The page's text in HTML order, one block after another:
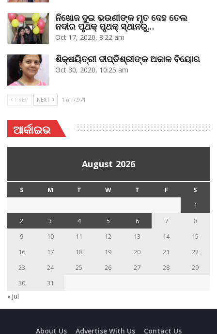
ନିଖୋଜ ଦୁଇ ଭଉଣୀଙ୍କ ମୃତ ଦେହ ତେଲ
ନଦୀର ପୃଥକ୍‌ ପୃଥକ୍‌ ସ୍ଥାନରୁ…
Oct 17, 2020, 8:22 am
ଶିକ୍ଷୟିତ୍ରୀ ଦୀପ୍ତିଶ୍ରୀଙ୍କ ଅକାଳ ବିୟୋଗ
Oct 30, 2020, 10:25 am
PREV NEXT 1 of 7,971
ଆର୍କାଇଭ
August 2026
S M T W T F
S
1
2
3 4 5 6 7
8
9
10 11 12 13 14
15
16
17 18 19 20 21
22
23
24 25 26 27 28
29
30
31
« Jul
About Us Advertise With Us Contact Us